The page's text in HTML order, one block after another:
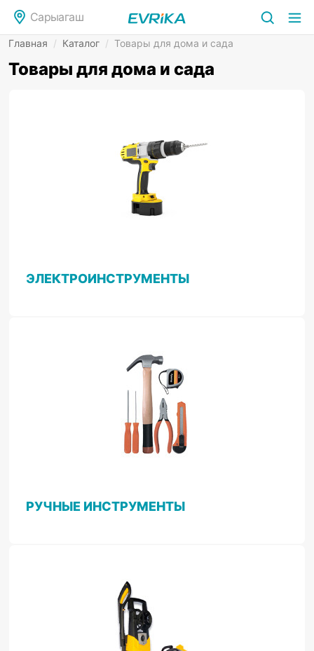
Сарыагаш
Главная / Каталог / Товары для дома и сада
Товары для дома и сада
ЭЛЕКТРОИНСТРУМЕНТЫ
РУЧНЫЕ ИНСТРУМЕНТЫ